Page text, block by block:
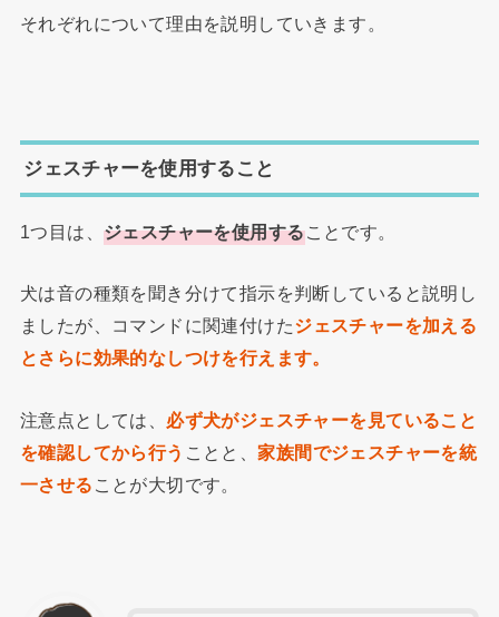
それぞれについて理由を説明していきます。
ジェスチャーを使用すること
1つ目は、 ジェスチャーを使用することです。
犬は音の種類を聞き分けて指示を判断していると説明し
ましたが、コマンドに関連付けたジェスチャーを加える
とさらに効果的なしつけを行えます。
注意点としては、 必ず犬がジェスチャーを見ていること
を確認してから行う ことと、家族間でジェスチャーを統
一させる ことが大切です。